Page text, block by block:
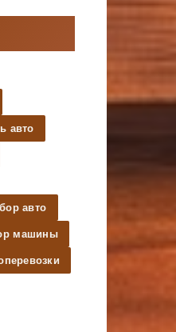
авто
авто
машины